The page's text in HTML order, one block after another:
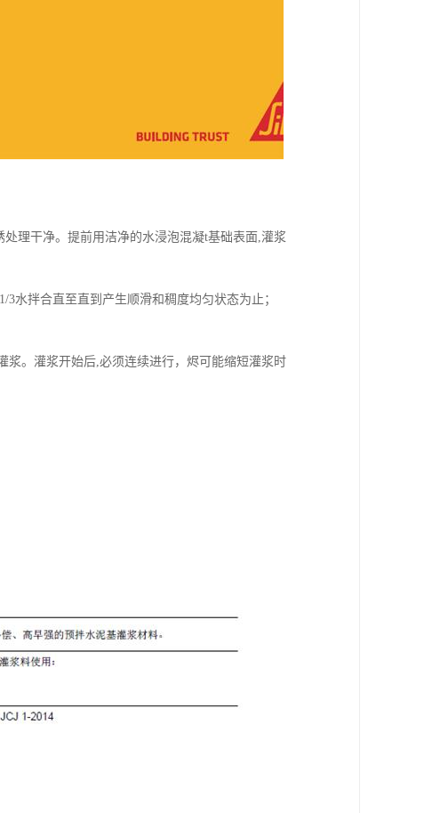
理干净。提前用洁净的水浸泡混凝t基础表面,灌浆
水拌合直至直到产生顺滑和稠度均匀状态为止；
浆。灌浆开始后,必须连续进行，烬可能缩短灌浆时